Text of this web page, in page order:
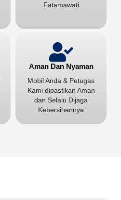
Fatamawati
Aman Dan Nyaman
Mobil Anda & Petugas
Kami dipastikan Aman
dan Selalu Dijaga
Kebersihannya